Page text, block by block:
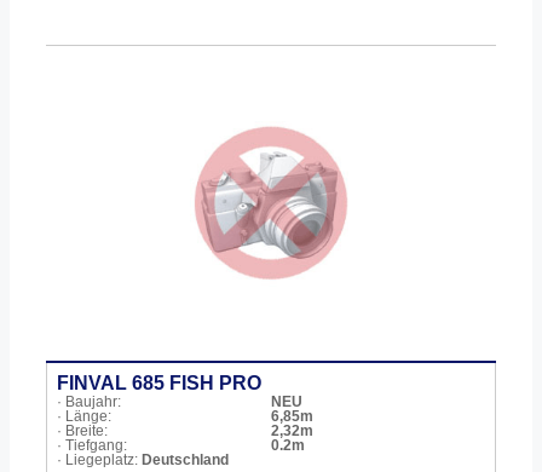
FINVAL 685 FISH PRO
· Baujahr:
NEU
· Länge:
6,85m
· Breite:
2,32m
· Tiefgang:
0.2m
· Liegeplatz: Deutschland